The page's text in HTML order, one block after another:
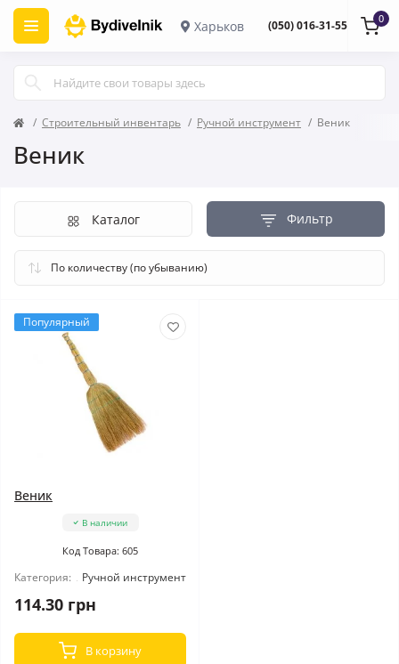
Харьков (050) 016-31-55 0
Строительный инвентарь Ручной инструмент Веник
Веник
Фильтр
Каталог
Популярный
Веник
В наличии
Код Товара: 605
Категория: Ручной инструмент
114.30 грн
В корзину